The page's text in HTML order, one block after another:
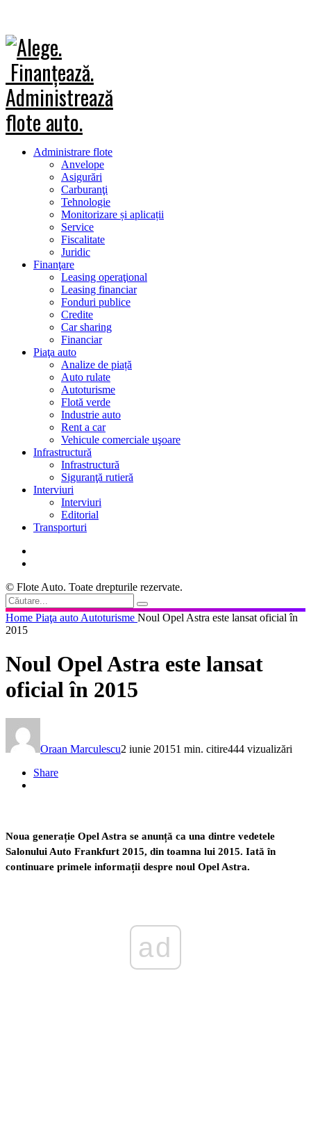
Administrare flote
Anvelope
Asigurări
Carburanţi
Tehnologie
Monitorizare și aplicații
Service
Fiscalitate
Juridic
Finanţare
Leasing operaţional
Leasing financiar
Fonduri publice
Credite
Car sharing
Financiar
Piaţa auto
Analize de piață
Auto rulate
Autoturisme
Flotă verde
Industrie auto
Rent a car
Vehicule comerciale uşoare
Infrastructură
Infrastructură
Siguranţă rutieră
Interviuri
Interviuri
Editorial
Transporturi
© Flote Auto. Toate drepturile rezervate.
Home Piaţa auto Autoturisme Noul Opel Astra este lansat oficial în
2015
Noul Opel Astra este lansat
oficial în 2015
Oraan Marculescu2 iunie 20151 min. citire444 vizualizări
Share
Noua generație Opel Astra se anunță ca una dintre vedetele
Salonului Auto Frankfurt 2015, din toamna lui 2015. Iată în
continuare primele informații despre noul Opel Astra.
ad